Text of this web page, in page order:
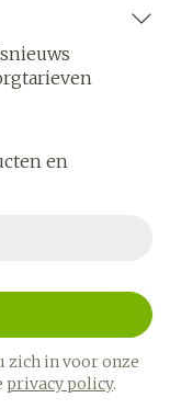
en
in voor onze
privacy policy.